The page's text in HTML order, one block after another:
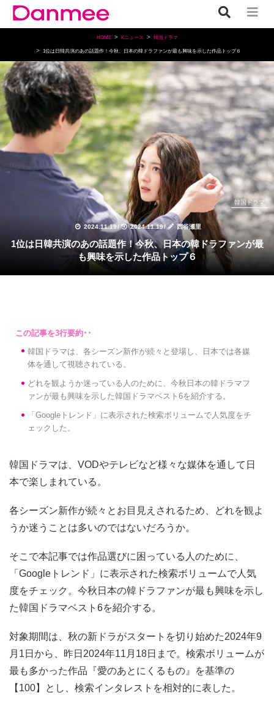
HOME Kニュース 韓国ドラマ
1位は日韓共演のあの話題作！今秋、日本の韓ドラファンが最も興味を示した作品トップ６
2024.11.19/ 2024.11.19/ 西谷瀬里
韓国ドラマ
1位は日韓共演のあの話題作！今秋、日本の韓ドラファンが最
も興味を示した作品トップ６
韓国ドラマは、各シーズン新作が続々と登場し、日本では各媒
体を通して視聴されている。
どれを観ようか迷っている人のために、今秋日本の韓ドラマフ
ァンが最も興味を示した韓国ドラマベスト6を紹介する。
「Googleトレンド」に表示された検索ボリュームで人気度をチ
ェックした。
韓国ドラマは、VODやテレビなど様々な媒体を通して日
本で楽しまれている。
各シーズン新作が続々とお目見えされるため、どれを観よ
うか迷うことは多いのではないだろうか。
そこで本記事では作品選びに困っている人のために、
「Googleトレンド」に表示された検索ボリュームで人気
度をチェック。今秋日本の韓ドラファンが最も興味を示し
た韓国ドラマベスト6を紹介する。
対象期間は、秋の新ドラがスタートを切り始めた2024年9
月1日から、昨日2024年11月18日まで。検索ボリュームが
最も多かった作品『愛のあとにくるもの』を基準の
【100】とし、検索インタレストを相対的に表した。